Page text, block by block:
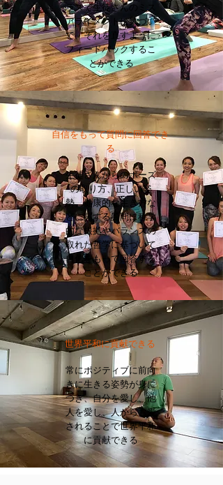
ラスで生徒さんのミス
アライメントに気づい
て、それを直すように
フィードバックするこ
とができる
自信をもって質問に回答でき
る
生徒さんからのポーズ
の取り方、正しい姿
勢、健康的な生き方な
どに関する質問に科学
的な根拠やバランスの
取れた哲学に基づいて
自信をもって回答する
ことができる
世界平和に貢献できる
常にポジティブに前向
きに生きる姿勢が身に
つき、自分を愛し、他
人を愛し、人からも愛
されることで世界平和
に貢献できる